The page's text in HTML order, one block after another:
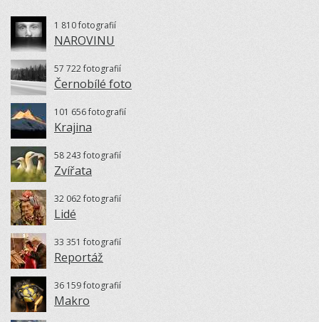
1 810 fotografií
NAROVINU
57 722 fotografií
Černobílé foto
101 656 fotografií
Krajina
58 243 fotografií
Zvířata
32 062 fotografií
Lidé
33 351 fotografií
Reportáž
36 159 fotografií
Makro